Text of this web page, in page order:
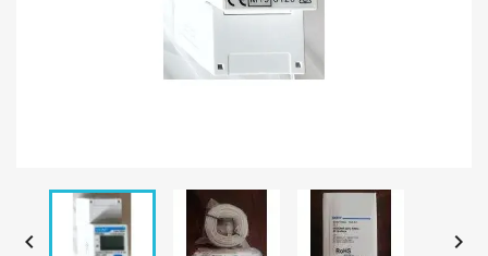
 